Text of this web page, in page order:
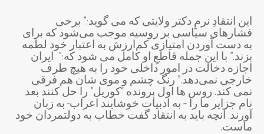
این انتقادِ نرمِ دکتر ولایتی که می گوید:” برخی
فشار‌های سیاسی بر روسیه موجب می‌شود که برای
به دست آوردن امتیازی کم‌ارزش به اعتبار خود لطمه
بزند.” با این جمله قاطعِ او کامل می شود که:” ایران
اجازه دخالت در امور داخلی خود را به هیچ طرف
خارجی نمی‌دهد.” رنگ چشم و موی شان هم فرقی
نمی کند. روس ها اول پرونده “کوریل” را حل کنند بعد
نام جزایر ما را – به ادبیات خوشایند اعراب- به زبان
آورند. آنچه باید به انتقاد گفت خطاب به دولتمردان خود
ماست.